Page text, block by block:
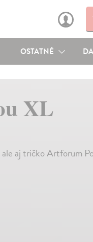
OSTATNÉ
XL
aj tričko Artforum